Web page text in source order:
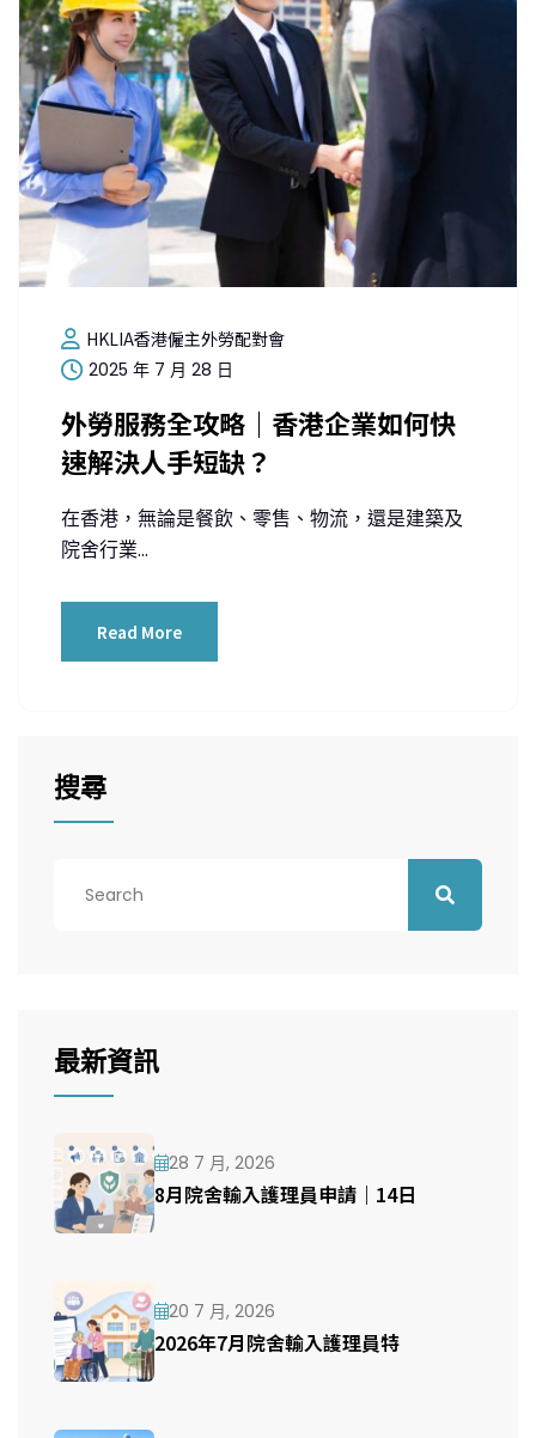
HKLIA香港僱主外勞配對會
2025 年 7 月 28 日
外勞服務全攻略｜香港企業如何快
速解決人手短缺？
在香港，無論是餐飲、零售、物流，還是建築及
院舍行業...
Read More
搜尋
最新資訊
28 7 月, 2026
8月院舍輸入護理員申請｜14日
20 7 月, 2026
2026年7月院舍輸入護理員特